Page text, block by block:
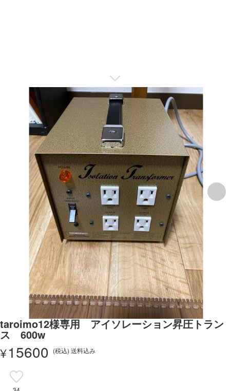
taroimo12様専用 アイソレーション昇圧トラン
ス 600w
¥15600 (税込) 送料込み